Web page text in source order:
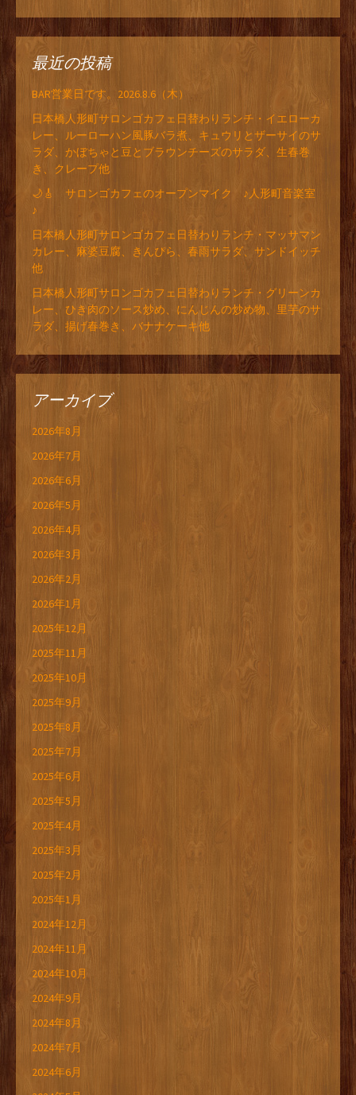
最近の投稿
BAR営業日です。2026.8.6（木）
日本橋人形町サロンゴカフェ日替わりランチ・イエローカ
レー、ルーローハン風豚バラ煮、キュウリとザーサイのサ
ラダ、かぼちゃと豆とブラウンチーズのサラダ、生春巻
き、クレープ他
🌙🎸 サロンゴカフェのオープンマイク ♪人形町音楽室
♪
日本橋人形町サロンゴカフェ日替わりランチ・マッサマン
カレー、麻婆豆腐、きんぴら、春雨サラダ、サンドイッチ
他
日本橋人形町サロンゴカフェ日替わりランチ・グリーンカ
レー、ひき肉のソース炒め、にんじんの炒め物、里芋のサ
ラダ、揚げ春巻き、バナナケーキ他
アーカイブ
2026年8月
2026年7月
2026年6月
2026年5月
2026年4月
2026年3月
2026年2月
2026年1月
2025年12月
2025年11月
2025年10月
2025年9月
2025年8月
2025年7月
2025年6月
2025年5月
2025年4月
2025年3月
2025年2月
2025年1月
2024年12月
2024年11月
2024年10月
2024年9月
2024年8月
2024年7月
2024年6月